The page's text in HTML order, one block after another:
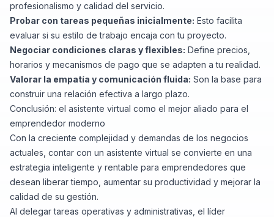
profesionalismo y calidad del servicio.
Probar con tareas pequeñas inicialmente: Esto facilita
evaluar si su estilo de trabajo encaja con tu proyecto.
Negociar condiciones claras y flexibles: Define precios,
horarios y mecanismos de pago que se adapten a tu realidad.
Valorar la empatía y comunicación fluida: Son la base para
construir una relación efectiva a largo plazo.
Conclusión: el asistente virtual como el mejor aliado para el
emprendedor moderno
Con la creciente complejidad y demandas de los negocios
actuales, contar con un asistente virtual se convierte en una
estrategia inteligente y rentable para emprendedores que
desean liberar tiempo, aumentar su productividad y mejorar la
calidad de su gestión.
Al delegar tareas operativas y administrativas, el líder